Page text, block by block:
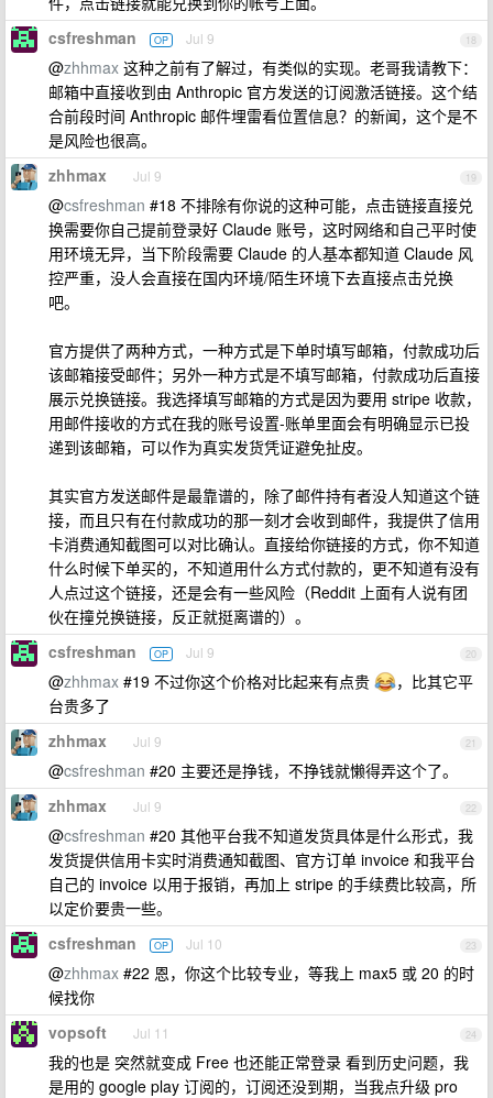
18
csfreshman OP Jul 9
@zhhmax 这种之前有了解过，有类似的实现。老哥我请教下：
邮箱中直接收到由 Anthropic 官方发送的订阅激活链接。这个结
合前段时间 Anthropic 邮件埋雷看位置信息？的新闻，这个是不
是风险也很高。
19
zhhmax Jul 9
@csfreshman #18 不排除有你说的这种可能，点击链接直接兑
换需要你自己提前登录好 Claude 账号，这时网络和自己平时使
用环境无异，当下阶段需要 Claude 的人基本都知道 Claude 风
控严重，没人会直接在国内环境/陌生环境下去直接点击兑换
吧。
官方提供了两种方式，一种方式是下单时填写邮箱，付款成功后
该邮箱接受邮件；另外一种方式是不填写邮箱，付款成功后直接
展示兑换链接。我选择填写邮箱的方式是因为要用 stripe 收款，
用邮件接收的方式在我的账号设置-账单里面会有明确显示已投
递到该邮箱，可以作为真实发货凭证避免扯皮。
其实官方发送邮件是最靠谱的，除了邮件持有者没人知道这个链
接，而且只有在付款成功的那一刻才会收到邮件，我提供了信用
卡消费通知截图可以对比确认。直接给你链接的方式，你不知道
什么时候下单买的，不知道用什么方式付款的，更不知道有没有
人点过这个链接，还是会有一些风险（Reddit 上面有人说有团
伙在撞兑换链接，反正就挺离谱的）。
20
csfreshman OP Jul 9
@zhhmax #19 不过你这个价格对比起来有点贵
，比其它平
台贵多了
21
zhhmax Jul 9
@csfreshman #20 主要还是挣钱，不挣钱就懒得弄这个了。
22
zhhmax Jul 9
@csfreshman #20 其他平台我不知道发货具体是什么形式，我
发货提供信用卡实时消费通知截图、官方订单 invoice 和我平台
自己的 invoice 以用于报销，再加上 stripe 的手续费比较高，所
以定价要贵一些。
23
csfreshman OP Jul 10
@zhhmax #22 恩，你这个比较专业，等我上 max5 或 20 的时
候找你
24
vopsoft Jul 11
我的也是 突然就变成 Free 也还能正常登录 看到历史问题，我
是用的 google play 订阅的，订阅还没到期，当我点升级 pro